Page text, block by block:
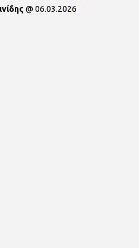
@ 06.03.2026